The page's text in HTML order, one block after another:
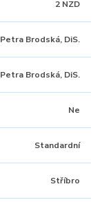
2 NZD
Petra Brodská, DiS.
Petra Brodská, DiS.
Ne
Standardní
Stříbro